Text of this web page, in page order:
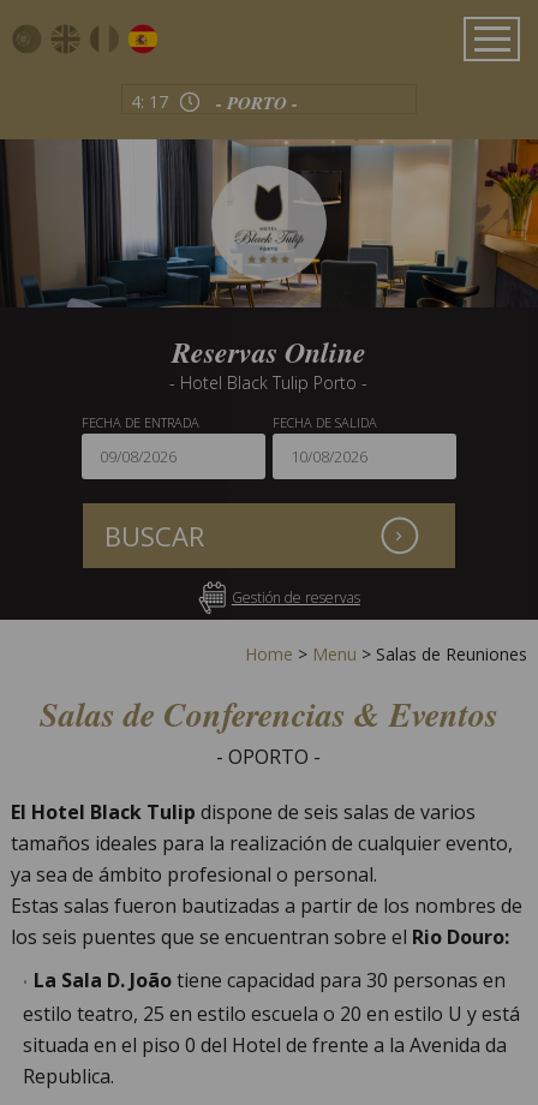
4: 17 - PORTO -
Reservas Online
- Hotel Black Tulip Porto -
FECHA DE ENTRADA FECHA DE SALIDA
BUSCAR
Gestión de reservas
Home > Menu > Salas de Reuniones
Salas de Conferencias & Eventos
- OPORTO -
El Hotel Black Tulip dispone de seis salas de varios
tamaños ideales para la realización de cualquier evento,
ya sea de ámbito profesional o personal.
Estas salas fueron bautizadas a partir de los nombres de
los seis puentes que se encuentran sobre el Rio Douro:
La Sala D. Joãotiene capacidad para 30 personas en
estilo teatro, 25 en estilo escuela o 20 en estilo U y está
situada en el piso 0 del Hotel de frente a la Avenida da
Republica.
Restaurante & Bar
Salas de Reuniones
Ubicación